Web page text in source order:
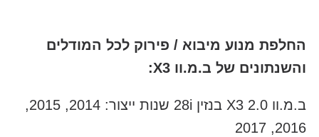
החלפת מנוע מיבוא / פירוק לכל המודלים
והשנתונים של ב.מ.וו X3:
ב.מ.וו X3 2.0 בנזין 28i שנות ייצור: 2014, 2015,
2016, 2017